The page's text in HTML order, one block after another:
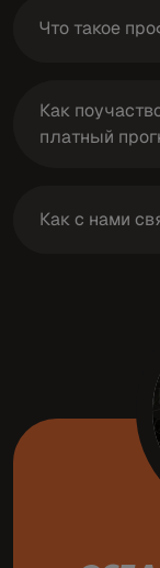
Что такое
Как
платный
Как с нами